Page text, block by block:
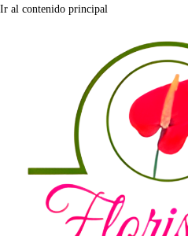
Ir al contenido principal